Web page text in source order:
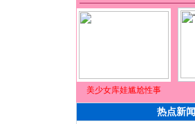
美少女库娃尴尬性事
热点新闻